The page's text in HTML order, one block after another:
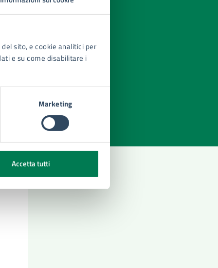
sito, e cookie analitici per
e su come disabilitare i
Marketing
Accetta tutti